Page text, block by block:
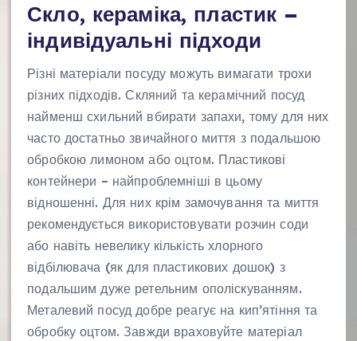
Скло, кераміка, пластик –
індивідуальні підходи
Різні матеріали посуду можуть вимагати трохи
різних підходів. Скляний та керамічний посуд
найменш схильний вбирати запахи, тому для них
часто достатньо звичайного миття з подальшою
обробкою лимоном або оцтом. Пластикові
контейнери – найпроблемніші в цьому
відношенні. Для них крім замочування та миття
рекомендується використовувати розчин соди
або навіть невелику кількість хлорного
відбілювача (як для пластикових дошок) з
подальшим дуже ретельним ополіскуванням.
Металевий посуд добре реагує на кип’ятіння та
обробку оцтом. Завжди враховуйте матеріал